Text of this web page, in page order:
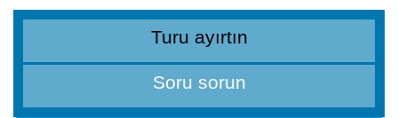
Turu ayırtın
Soru sorun